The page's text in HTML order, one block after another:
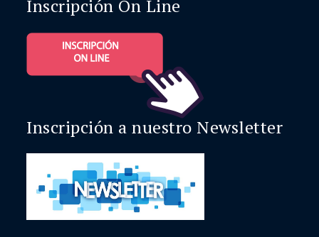
Inscripción On Line
Inscripción a nuestro Newsletter